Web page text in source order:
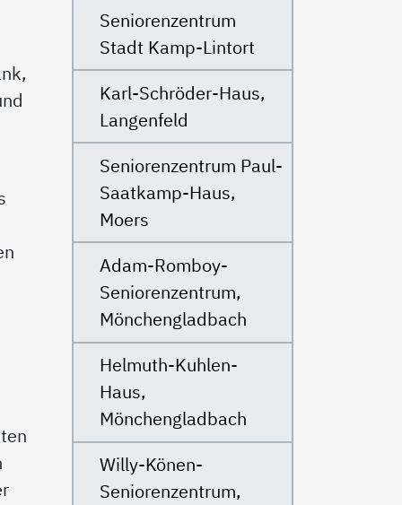
Seniorenzentrum
Stadt Kamp-Lintort
Karl-Schröder-Haus,
Langenfeld
Seniorenzentrum Paul-
Saatkamp-Haus,
Moers
Adam-Romboy-
Seniorenzentrum,
Mönchengladbach
Helmuth-Kuhlen-
Haus,
Mönchengladbach
Willy-Könen-
Seniorenzentrum,